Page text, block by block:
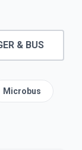
& BUS
Microbus